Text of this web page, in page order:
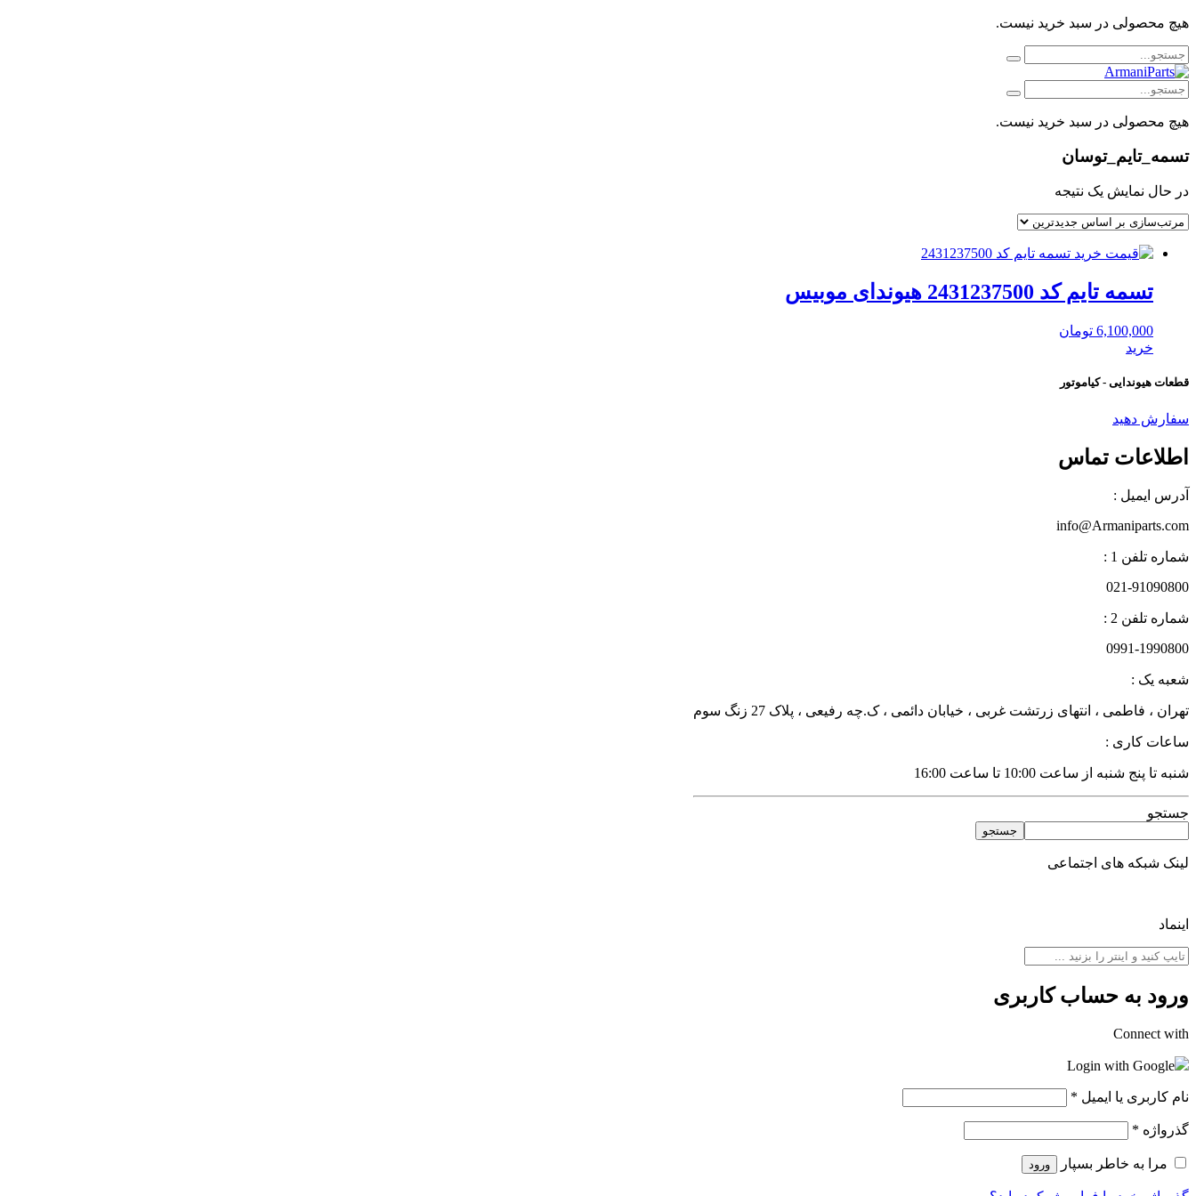
هیچ محصولی در سبد خرید نیست.
هیچ محصولی در سبد خرید نیست.
تسمه_تایم_توسان
در حال نمایش یک نتیجه
تسمه تایم کد 2431237500 هیوندای موبیس
6,100,000 تومان
خرید
قطعات هیوندایی - کیاموتور
سفارش دهید
اطلاعات تماس
آدرس ایمیل :
info@Armaniparts.com
شماره تلفن 1 :
021-91090800
شماره تلفن 2 :
0991-1990800
شعبه یک :
تهران ، فاطمی ، انتهای زرتشت غربی ، خیابان دائمی ، ک.چه رفیعی ، پلاک 27 زنگ سوم
ساعات کاری :
شنبه تا پنج شنبه از ساعت 10:00 تا ساعت 16:00
جستجو
جستجو
لینک شبکه های اجتماعی
اینماد
ورود به حساب کاربری
Connect with
Login with Google
نام کاربری یا ایمیل *
گذرواژه *
مرا به خاطر بسپار ورود